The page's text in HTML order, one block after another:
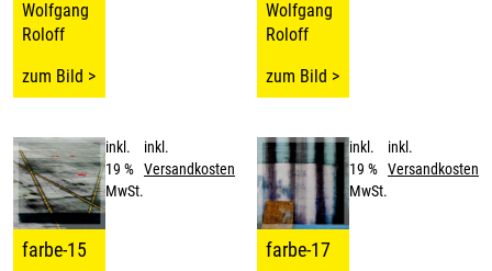
Wolfgang
Roloff
zum Bild >
Wolfgang
Roloff
zum Bild >
farbe-15
inkl.
19 %
MwSt.
inkl.
Versandkosten
farbe-17
inkl.
19 %
MwSt.
inkl.
Versandkosten